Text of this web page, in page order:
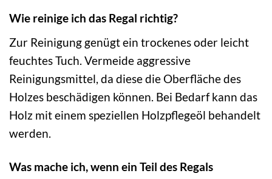
Wie reinige ich das Regal richtig?
Zur Reinigung genügt ein trockenes oder leicht
feuchtes Tuch. Vermeide aggressive
Reinigungsmittel, da diese die Oberfläche des
Holzes beschädigen können. Bei Bedarf kann das
Holz mit einem speziellen Holzpflegeöl behandelt
werden.
Was mache ich, wenn ein Teil des Regals